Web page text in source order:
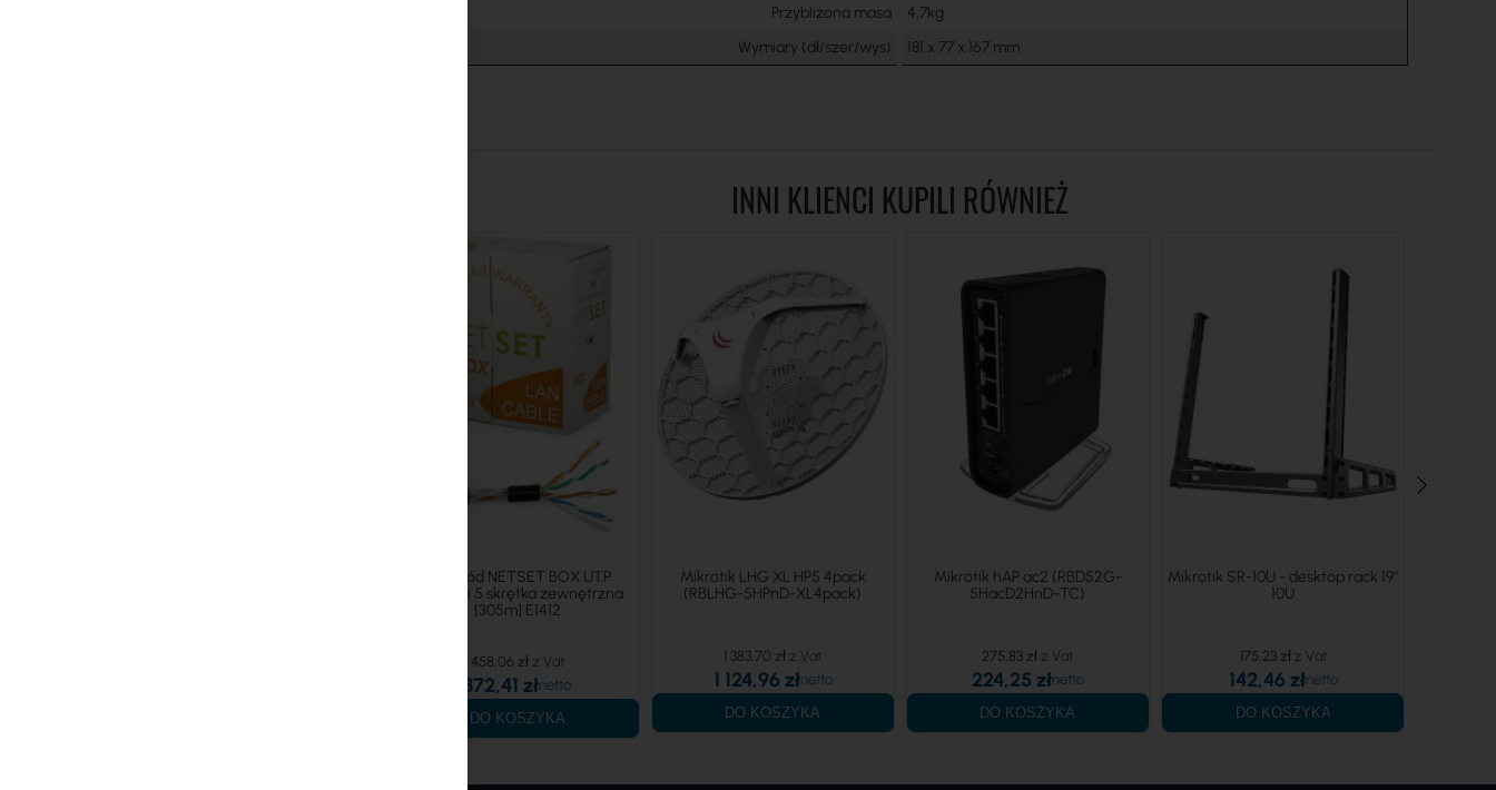
Przybliżona masa
4,7kg
Wymiary (dł/szer/wys)
181 x 77 x 167 mm
INNI KLIENCI KUPILI RÓWNIEŻ
Przewód NETSET BOX UTP
kategorii 5 skrętka zewnętrzna
[305m] E1412
458,06 zł
372,41 zł
DO KOSZYKA
Mikrotik LHG XL HP5 4pack
(RBLHG-5HPnD-XL4pack)
1 383,70 zł
1 124,96 zł
DO KOSZYKA
Mikrotik hAP ac2 (RBD52G-
5HacD2HnD-TC)
275,83 zł
224,25 zł
DO KOSZYKA
Mikrotik SR-10U - desktop rack 19”
10U
175,23 zł
142,46 zł
DO KOSZYKA